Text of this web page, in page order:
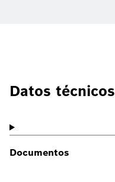
Datos técnicos
Documentos